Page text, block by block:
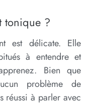
tonique ?
est délicate. Elle
à entendre et
Bien que
problème de
réussi à parler avec